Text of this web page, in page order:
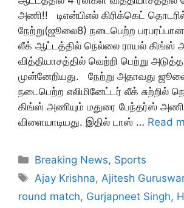
அணி!! டிஎன்பிஎல் கிரிக்கெட்
நேற்று(ஜூலை8) நடைபெற்ற பரபரப்பான
லீக் ஆட்டத்தில் நெல்லை ராயல் கிங்ஸ்
வித்தியாசத்தில் வெற்றி பெற்று அடுத்த
முன்னேறியது. நேற்று அதாவது
நடைபெற்ற எலிமினேட்டர் லீக் சுற்றில்
கிங்ஸ் அணியும் மதுரை பேந்தர்ஸ்
விளையாடியது. இதில் டாஸ் … Read
Categories
Breaking News, Sports
Tags
Ajay Krishna,Ajitesh
round match, Gurjapneet Singh,